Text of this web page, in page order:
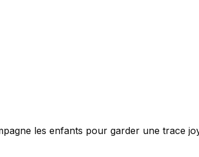
les enfants pour garder une trace